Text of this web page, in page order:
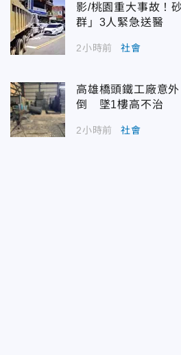
影/桃園重大事故！
群」3人緊急送醫
2小時前 社會
高雄橋頭鐵工廠意
倒 墜1樓高不治
2小時前 社會